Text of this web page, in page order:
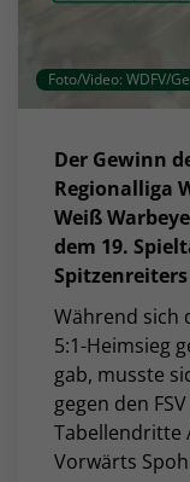
Foto/Video: WDFV/
Der Gewinn
Regionalliga
Weiß
dem 19.
Während sich
5:1-Heimsieg
gab, musste
gegen den
Tabellendritte
Vorwärts